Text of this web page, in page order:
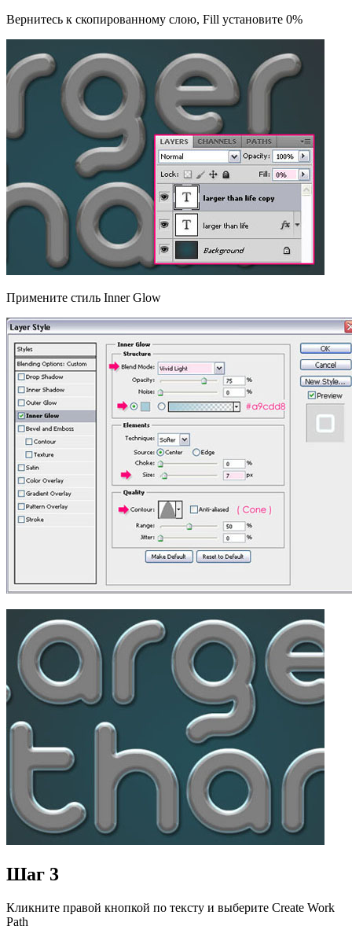
Вернитесь к скопированному слою, Fill установите 0%
Примените стиль Inner Glow
Шаг 3
Кликните правой кнопкой по тексту и выберите Create Work
Path